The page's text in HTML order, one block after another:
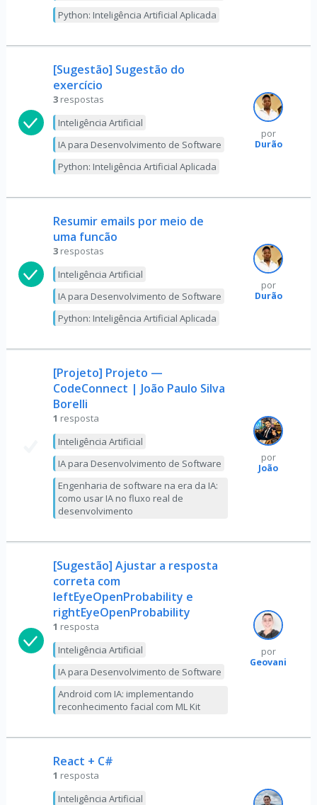
Python: Inteligência Artificial Aplicada
[Sugestão] Sugestão do
exercício
3 respostas
Inteligência Artificial
IA para Desenvolvimento de Software
Python: Inteligência Artificial Aplicada
por
Durão
Resumir emails por meio de
uma funcão
3 respostas
Inteligência Artificial
IA para Desenvolvimento de Software
Python: Inteligência Artificial Aplicada
por
Durão
[Projeto] Projeto —
CodeConnect | João Paulo Silva
Borelli
1 resposta
Inteligência Artificial
IA para Desenvolvimento de Software
Engenharia de software na era da IA:
como usar IA no fluxo real de
desenvolvimento
por
João
[Sugestão] Ajustar a resposta
correta com
leftEyeOpenProbability e
rightEyeOpenProbability
1 resposta
Inteligência Artificial
IA para Desenvolvimento de Software
Android com IA: implementando
reconhecimento facial com ML Kit
por
Geovani
React + C#
1 resposta
Inteligência Artificial